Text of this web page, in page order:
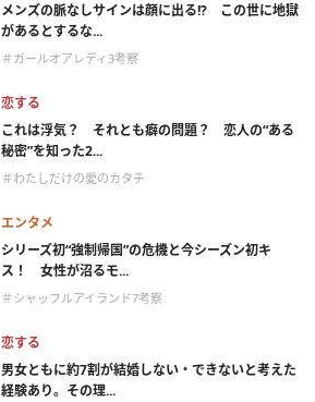
メンズの脈なしサインは顔に出る!? この世に地獄
があるとするな...
＃ガールオアレディ3考察
恋する
これは浮気？ それとも癖の問題？ 恋人の“ある
秘密”を知った2...
＃わたしだけの愛のカタチ
エンタメ
シリーズ初“強制帰国”の危機と今シーズン初キ
ス！ 女性が沼るモ...
＃シャッフルアイランド7考察
恋する
男女ともに約7割が結婚しない・できないと考えた
経験あり。その理...